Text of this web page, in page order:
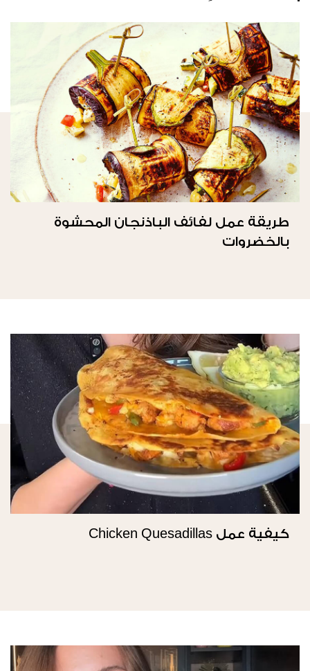
طريقة عمل لفائف الباذنجان المحشوة
بالخضروات
كيفية عمل Chicken Quesadillas